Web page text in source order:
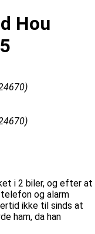
Hou
i 2 biler, og efter at
og alarm
ikke til sinds at
ham, da han